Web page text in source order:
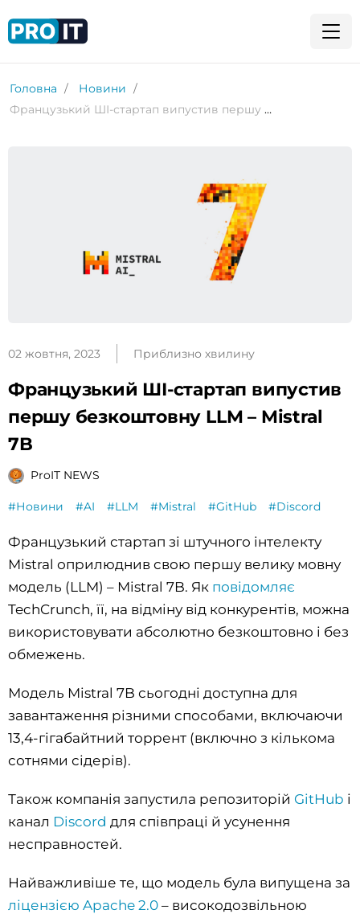
Головна
Новини
Французький ШІ-стартап випустив першу безкоштовну LLM – Mistral 7B
02 жовтня, 2023 Приблизно хвилину
Французький ШІ-стартап випустив
першу безкоштовну LLM – Mistral
7B
ProIT NEWS
#Новини #AI #LLM #Mistral #GitHub #Discord
Французький стартап зі штучного інтелекту
Mistral оприлюднив свою першу велику мовну
модель (LLM) – Mistral 7B. Як повідомляє
TechCrunch, її, на відміну від конкурентів, можна
використовувати абсолютно безкоштовно і без
обмежень.
Модель Mistral 7B сьогодні доступна для
завантаження різними способами, включаючи
13,4-гігабайтний торрент (включно з кількома
сотнями сідерів).
Також компанія запустила репозиторій GitHub і
канал Discord для співпраці й усунення
несправностей.
Найважливіше те, що модель була випущена за
ліцензією Apache 2.0 – високодозвільною